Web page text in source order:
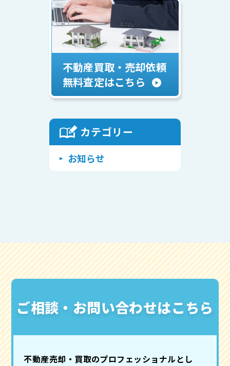
不動産買取・売却依頼
無料査定はこちら
カテゴリー
Warning: Undefined array key "use_desc_for_title" in
/home/attlabo2022/achieve-home.com/public_html/wp/wp-includes/class-walker-category.phpon line116
お知らせ
ご相談・お問い合わせはこちら
不動産売却・買取のプロフェッショナルとし